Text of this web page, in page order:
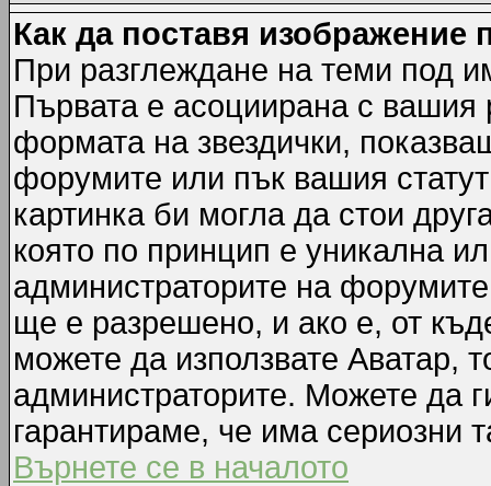
Как да поставя изображение
При разглеждане на теми под
Първата е асоциирана с вашия
формата на звездички,
форумите или пък вашия
картинка би могла да стои
която по принцип е уникална
администраторите на
ще е разрешено, и ако е, от
можете да използвате Аватар,
администраторите. Можете да
гарантираме, че има сериозни
Върнете се в началото